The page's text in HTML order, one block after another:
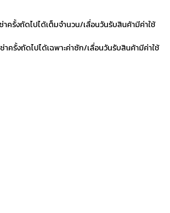
ครั้งถัดไปได้เต็มจำนวน/เลื่อนวันรับสินค้ามีค่าใช้
ครั้งถัดไปได้เฉพาะค่าซัก/เลื่อนวันรับสินค้ามีค่าใช้